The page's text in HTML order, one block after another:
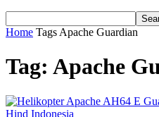
Home Tags Apache Guardian
Tag: Apache